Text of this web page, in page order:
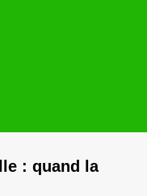
: quand la